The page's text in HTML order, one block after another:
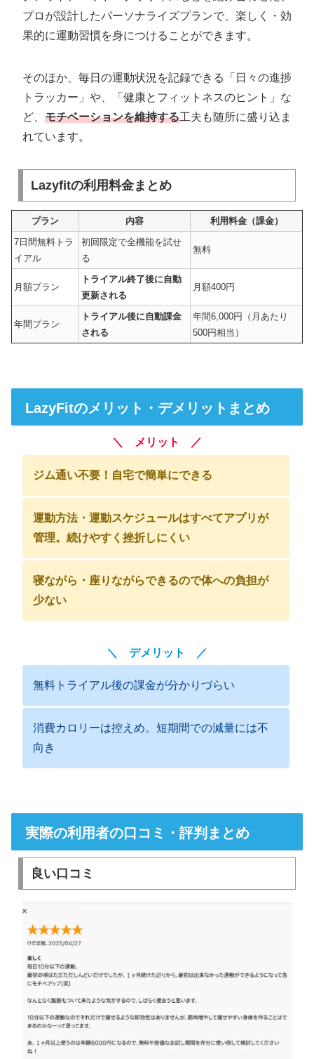
プロが設計したパーソナライズプランで、楽しく・効
果的に運動習慣を身につけることができます。
そのほか、毎日の運動状況を記録できる「日々の進捗
トラッカー」や、「健康とフィットネスのヒント」な
ど、 モチベーションを維持する工夫も随所に盛り込ま
れています。
Lazyfitの利用料金まとめ
プラン 内容
利用料金（課金）
7日間無料トラ
イアル
初回限定で全機能を試せ
る
無料
月額プラン
トライアル終了後に自動
更新される
月額400円
年間プラン
トライアル後に自動課金
される
年間6,000円（月あたり
500円相当）
LazyFitのメリット・デメリットまとめ
＼ メリット ／
ジム通い不要！自宅で簡単にできる
運動方法・運動スケジュールはすべてアプリが
管理。続けやすく挫折しにくい
寝ながら・座りながらできるので体への負担が
少ない
＼ デメリット ／
無料トライアル後の課金が分かりづらい
消費カロリーは控えめ。短期間での減量には不
向き
実際の利用者の口コミ・評判まとめ
良い口コミ